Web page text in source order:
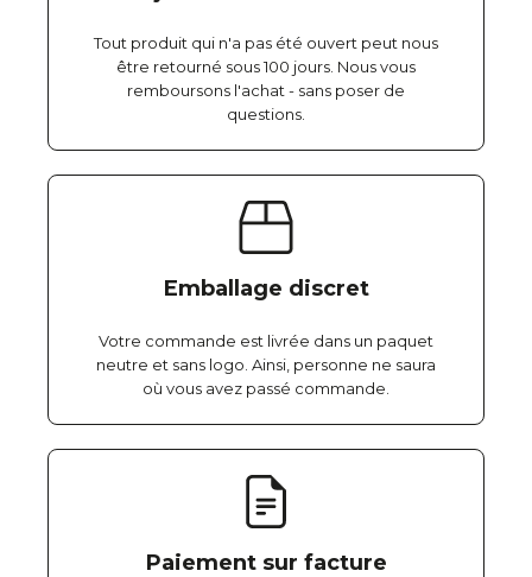
Tout produit qui n'a pas été ouvert peut nous
être retourné sous 100 jours. Nous vous
remboursons l'achat - sans poser de
questions.
Emballage discret
Votre commande est livrée dans un paquet
neutre et sans logo. Ainsi, personne ne saura
où vous avez passé commande.
Paiement sur facture